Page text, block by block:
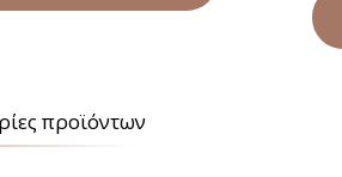
προϊόντων